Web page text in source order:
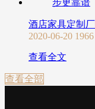
酒店家具定制
2020-06-20 1966
查看全文
查看全部